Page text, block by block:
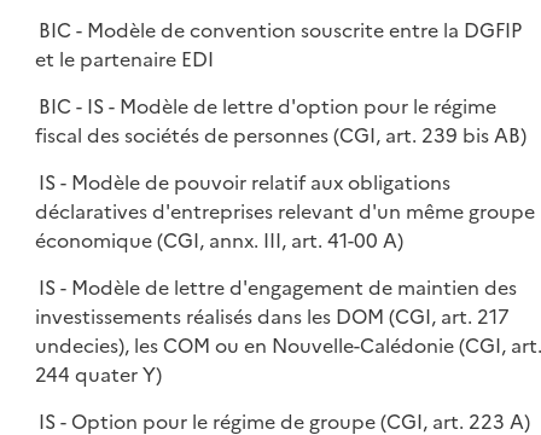
BIC - Modèle de convention souscrite entre la DGFIP
et le partenaire EDI
BIC - IS - Modèle de lettre d'option pour le régime
fiscal des sociétés de personnes (CGI, art. 239 bis AB)
IS - Modèle de pouvoir relatif aux obligations
déclaratives d'entreprises relevant d'un même groupe
économique (CGI, annx. III, art. 41-00 A)
IS - Modèle de lettre d'engagement de maintien des
investissements réalisés dans les DOM (CGI, art. 217
undecies), les COM ou en Nouvelle-Calédonie (CGI, art.
244 quater Y)
IS - Option pour le régime de groupe (CGI, art. 223 A)